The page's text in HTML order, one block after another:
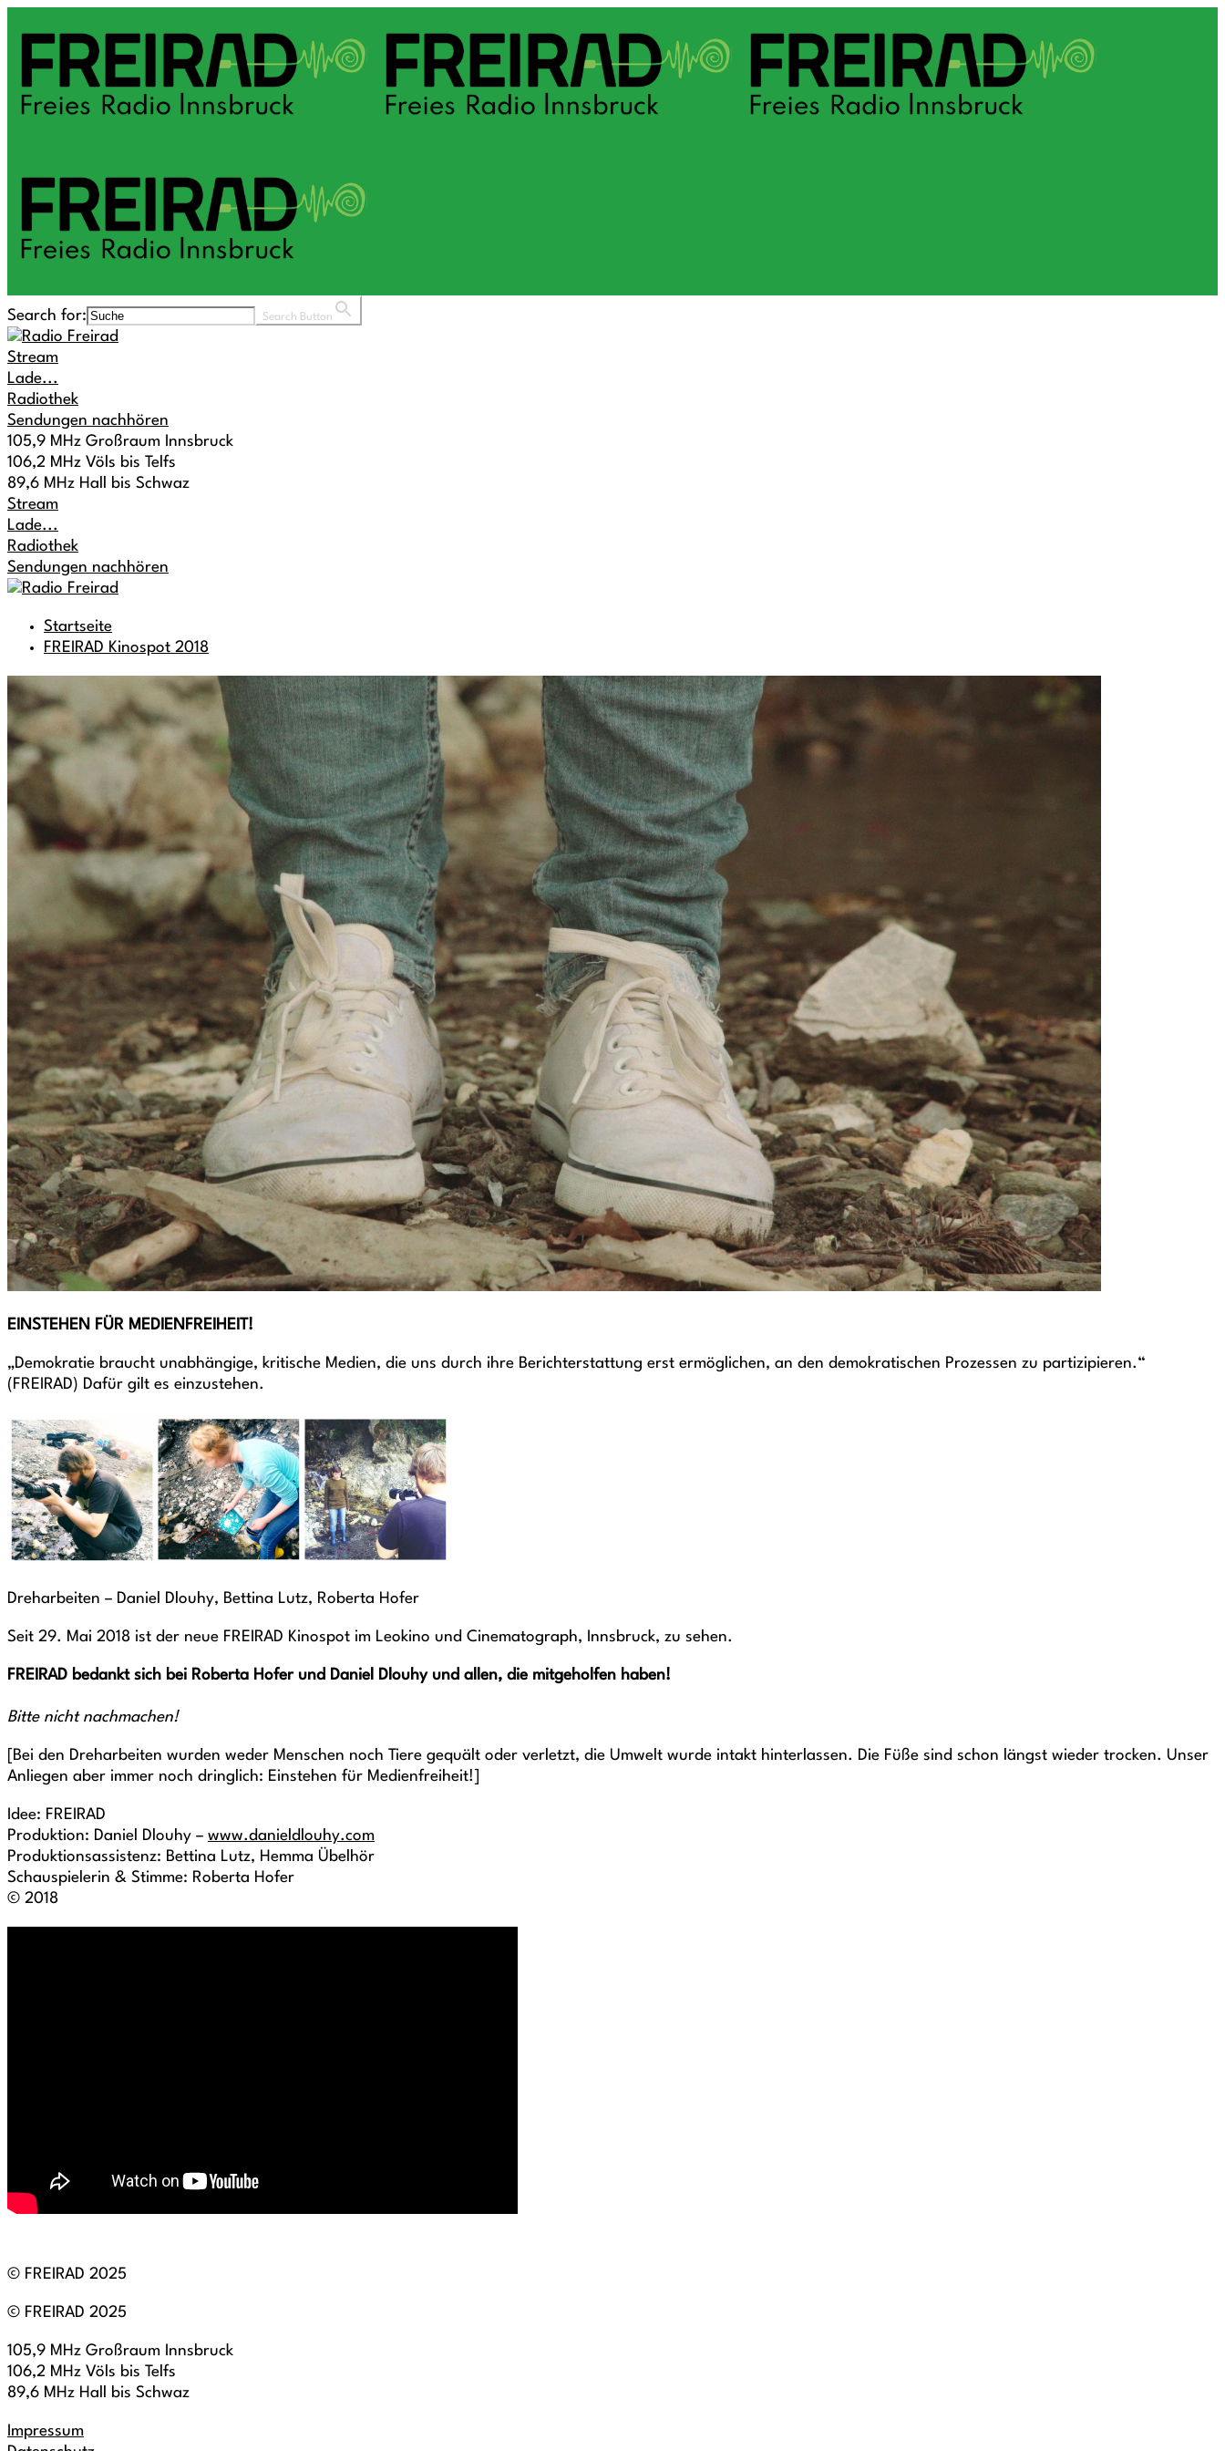
Search for: Search Button
Stream
Lade...
Radiothek
Sendungen nachhören
105,9 MHz Großraum Innsbruck
106,2 MHz Völs bis Telfs
89,6 MHz Hall bis Schwaz
Stream
Lade...
Radiothek
Sendungen nachhören
Startseite
FREIRAD Kinospot 2018
EINSTEHEN FÜR MEDIENFREIHEIT!
„Demokratie braucht unabhängige, kritische Medien, die uns durch ihre Berichterstattung erst ermöglichen, an den demokratischen Prozessen zu partizipieren.“
(FREIRAD) Dafür gilt es einzustehen.
Dreharbeiten – Daniel Dlouhy, Bettina Lutz, Roberta Hofer
Seit 29. Mai 2018 ist der neue FREIRAD Kinospot im Leokino und Cinematograph, Innsbruck, zu sehen.
FREIRAD bedankt sich bei Roberta Hofer und Daniel Dlouhy und allen, die mitgeholfen haben!
Bitte nicht nachmachen!
[Bei den Dreharbeiten wurden weder Menschen noch Tiere gequält oder verletzt, die Umwelt wurde intakt hinterlassen. Die Füße sind schon längst wieder trocken. Unser
Anliegen aber immer noch dringlich: Einstehen für Medienfreiheit!]
Idee: FREIRAD
Produktion: Daniel Dlouhy – www.danieldlouhy.com
Produktionsassistenz: Bettina Lutz, Hemma Übelhör
Schauspielerin & Stimme: Roberta Hofer
© 2018
© FREIRAD 2025
© FREIRAD 2025
105,9 MHz Großraum Innsbruck
106,2 MHz Völs bis Telfs
89,6 MHz Hall bis Schwaz
Impressum